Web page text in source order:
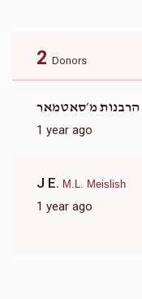
2 Donors
1 year ago
J E. M.L. Meislish
1 year ago